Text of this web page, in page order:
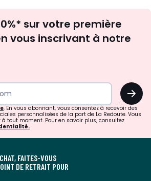
newsletter
sur votre première
vous inscrivant à notre
OK
. En vous abonnant, vous consentez à recevoir des
personnalisées de la part de La Redoute. Vous
à tout moment. Pour en savoir plus, consultez
FAITES-VOUS
DE RETRAIT POUR